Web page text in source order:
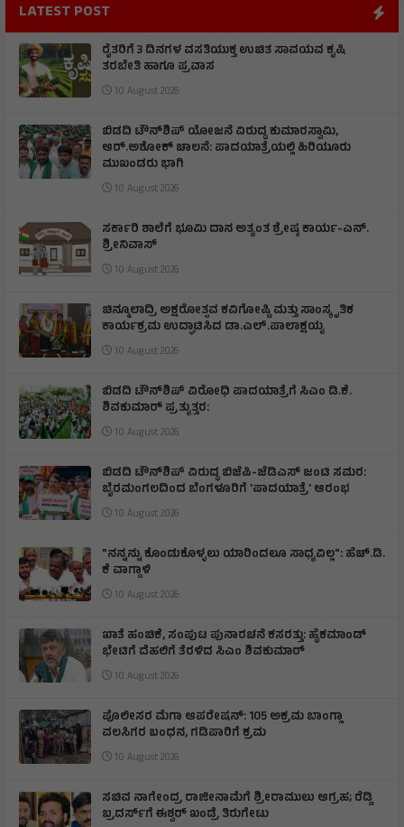
LATEST POST
ರೈತರಿಗೆ 3 ದಿನಗಳ ವಸತಿಯುಕ್ತ ಉಚಿತ ಸಾವಯವ ಕೃಷಿ
ತರಬೇತಿ ಹಾಗೂ ಪ್ರವಾಸ
10 August 2026
ಬಿಡದಿ ಟೌನ್‌ಶಿಪ್‌ ಯೋಜನೆ ವಿರುದ್ಧ ಕುಮಾರಸ್ವಾಮಿ,
ಆರ್.ಅಶೋಕ್ ಚಾಲನೆ: ಪಾದಯಾತ್ರೆಯಲ್ಲಿ ಹಿರಿಯೂರು
ಮುಖಂಡರು ಭಾಗಿ
10 August 2026
ಸರ್ಕಾರಿ ಶಾಲೆಗೆ ಭೂಮಿ ದಾನ ಅತ್ಯಂತ ಶ್ರೇಷ್ಠ ಕಾರ್ಯ-ಎನ್.
ಶ್ರೀನಿವಾಸ್
10 August 2026
ಚಿನ್ಮೂಲಾದ್ರಿ ಅಕ್ಷರೋತ್ಸವ ಕವಿಗೋಷ್ಟಿ ಮತ್ತು ಸಾಂಸ್ಕೃತಿಕ
ಕಾರ್ಯಕ್ರಮ ಉದ್ಘಾಟಿಸಿದ ಡಾ.ಎಲ್.ಪಾಲಾಕ್ಷಯ್ಯ
10 August 2026
ಬಿಡದಿ ಟೌನ್‌ಶಿಪ್ ವಿರೋಧಿ ಪಾದಯಾತ್ರೆಗೆ ಸಿಎಂ ಡಿ.ಕೆ.
ಶಿವಕುಮಾರ್ ಪ್ರತ್ಯುತ್ತರ:
10 August 2026
ಬಿಡದಿ ಟೌನ್‌ಶಿಪ್ ವಿರುದ್ಧ ಬಿಜೆಪಿ-ಜೆಡಿಎಸ್ ಜಂಟಿ ಸಮರ:
ಬೈರಮಂಗಲದಿಂದ ಬೆಂಗಳೂರಿಗೆ 'ಪಾದಯಾತ್ರೆ' ಆರಂಭ
10 August 2026
"ನನ್ನನ್ನು ಕೊಂಡುಕೊಳ್ಳಲು ಯಾರಿಂದಲೂ ಸಾಧ್ಯವಿಲ್ಲ": ಹೆಚ್.ಡಿ.
ಕೆ ವಾಗ್ದಾಳಿ
10 August 2026
ಖಾತೆ ಹಂಚಿಕೆ, ಸಂಪುಟ ಪುನಾರಚನೆ ಕಸರತ್ತು: ಹೈಕಮಾಂಡ್
ಭೇಟಿಗೆ ದೆಹಲಿಗೆ ತೆರಳಿದ ಸಿಎಂ ಶಿವಕುಮಾರ್
10 August 2026
ಪೊಲೀಸರ ಮೆಗಾ ಆಪರೇಷನ್: 105 ಅಕ್ರಮ ಬಾಂಗ್ಲಾ
ವಲಸಿಗರ ಬಂಧನ, ಗಡಿಪಾರಿಗೆ ಕ್ರಮ
10 August 2026
ಸಚಿವ ನಾಗೇಂದ್ರ ರಾಜೀನಾಮೆಗೆ ಶ್ರೀರಾಮುಲು ಆಗ್ರಹ; ರೆಡ್ಡಿ
ಬ್ರದರ್ಸ್‌ಗೆ ಈಶ್ವರ್ ಖಂಡ್ರೆ ತಿರುಗೇಟು